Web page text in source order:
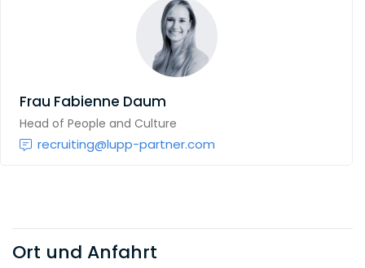
Frau Fabienne Daum
Head of People and Culture
recruiting@lupp-partner.com
Ort und Anfahrt